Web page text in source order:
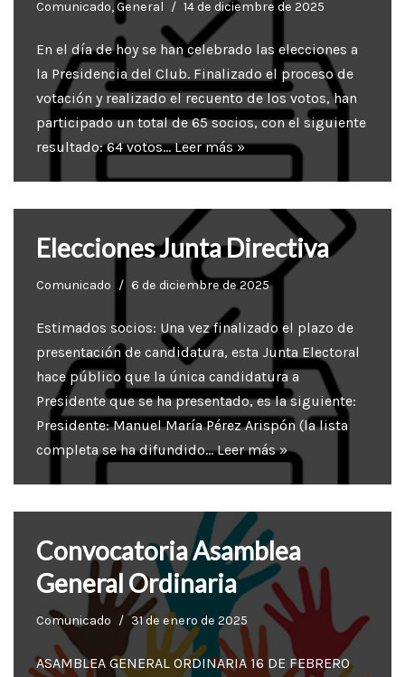
Comunicado,General 14 de diciembre de 2025
En el día de hoy se han celebrado las elecciones a
la Presidencia del Club. Finalizado el proceso de
votación y realizado el recuento de los votos, han
participado un total de 65 socios, con el siguiente
resultado: 64 votos…Leer más »
Elecciones Junta Directiva
Comunicado 6 de diciembre de 2025
Estimados socios: Una vez finalizado el plazo de
presentación de candidatura, esta Junta Electoral
hace público que la única candidatura a
Presidente que se ha presentado, es la siguiente:
Presidente: Manuel María Pérez Arispón (la lista
completa se ha difundido…Leer más »
Convocatoria Asamblea
General Ordinaria
Comunicado 31 de enero de 2025
ASAMBLEA GENERAL ORDINARIA 16 DE FEBRERO